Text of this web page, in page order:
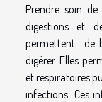
Prendre soin
digestions et
permettent de
digérer. Elles
et respiratoires
infections. Ces